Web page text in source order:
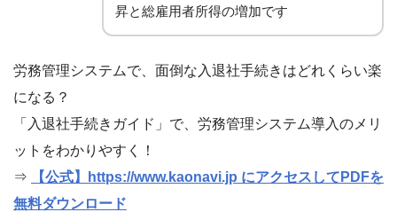
昇と総雇用者所得の増加です
労務管理システムで、面倒な入退社手続きはどれくらい楽
になる？
「入退社手続きガイド」で、労務管理システム導入のメリ
ットをわかりやすく！
⇒
【公式】https://www.kaonavi.jp にアクセスしてPDFを
無料ダウンロード